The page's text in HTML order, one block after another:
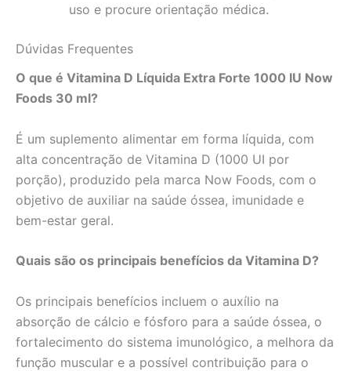
uso e procure orientação médica.
Dúvidas Frequentes
O que é Vitamina D Líquida Extra Forte 1000 IU Now
Foods 30 ml?
É um suplemento alimentar em forma líquida, com
alta concentração de Vitamina D (1000 UI por
porção), produzido pela marca Now Foods, com o
objetivo de auxiliar na saúde óssea, imunidade e
bem-estar geral.
Quais são os principais benefícios da Vitamina D?
Os principais benefícios incluem o auxílio na
absorção de cálcio e fósforo para a saúde óssea, o
fortalecimento do sistema imunológico, a melhora da
função muscular e a possível contribuição para o